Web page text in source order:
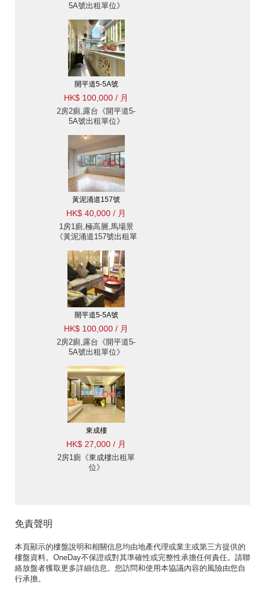
5A號出租單位》
開平道5-5A號
HK$ 100,000 / 月
2房2廁,露台《開平道5-
5A號出租單位》
黃泥涌道157號
HK$ 40,000 / 月
1房1廁,極高層,馬場景
《黃泥涌道157號出租單
開平道5-5A號
HK$ 100,000 / 月
2房2廁,露台《開平道5-
5A號出租單位》
東成樓
HK$ 27,000 / 月
2房1廁《東成樓出租單
位》
免責聲明
本頁顯示的樓盤說明和相關信息均由地產代理或業主或第三方提供的
樓盤資料。OneDay不保證或對其準確性或完整性承擔任何責任。請聯
絡放盤者獲取更多詳細信息。您訪問和使用本協議內容的風險由您自
行承擔。